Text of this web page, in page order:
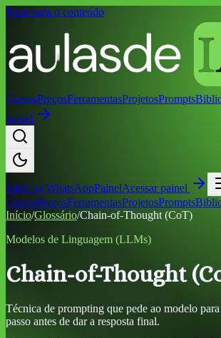
Pular para o conteúdo
CursosPreçosFerramentasProjetosPrompts
painel
Falar no WhatsAppPainelAcessar painel
CursosPreçosFerramentasProjetosPrompts
Início/Glossário/Chain-of-Thought (CoT)
Modelos de Linguagem (LLMs)
Chain-of-Thought
Técnica de prompting que pede ao modelo
passo antes de dar a resposta final.